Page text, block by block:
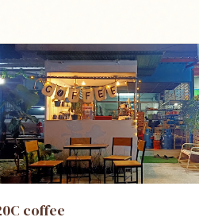
coffee